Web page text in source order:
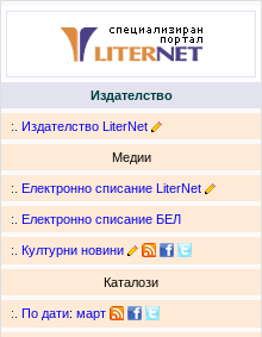
Издателство
:. Издателство LiterNet
Медии
:. Електронно списание LiterNet
:. Електронно списание БЕЛ
:. Културни новини
Каталози
:. По дати: март